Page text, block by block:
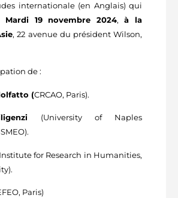
internationale (en Anglais) qui
Mardi 19 novembre 2024,à la
, 22 avenue du président Wilson,
de :
(CRCAO, Paris).
(University of Naples
for Research in Humanities,
Paris)